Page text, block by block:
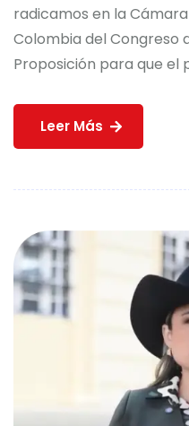
radicamos en la
Colombia del Congreso
Proposición para que el
Leer Más